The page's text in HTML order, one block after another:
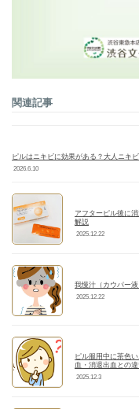
関連記事
ピルはニキビに効果がある？大人ニキ
2026.6.10
アフターピル後に
解説
2025.12.22
我慢汁（カウパー
2025.12.22
ピル服用中に茶色
血・消退出血との
2025.12.3